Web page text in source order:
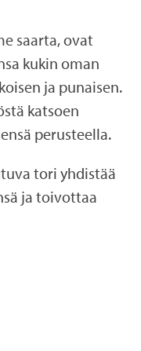
saarta, ovat
kukin oman
ja punaisen.
katsoen
perusteella.
tori yhdistää
ja toivottaa